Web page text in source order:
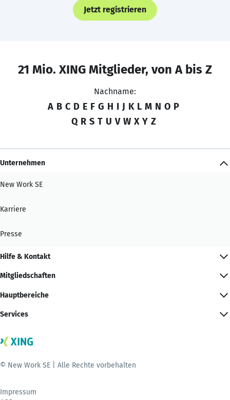
Jetzt registrieren
21 Mio. XING Mitglieder, von A bis Z
Nachname:
A B C D E F G H I J K L M N O P
Q R S T U V W X Y Z
Unternehmen
New Work SE
Karriere
Presse
Hilfe & Kontakt
Mitgliedschaften
Hauptbereiche
Services
© New Work SE | Alle Rechte vorbehalten
Impressum